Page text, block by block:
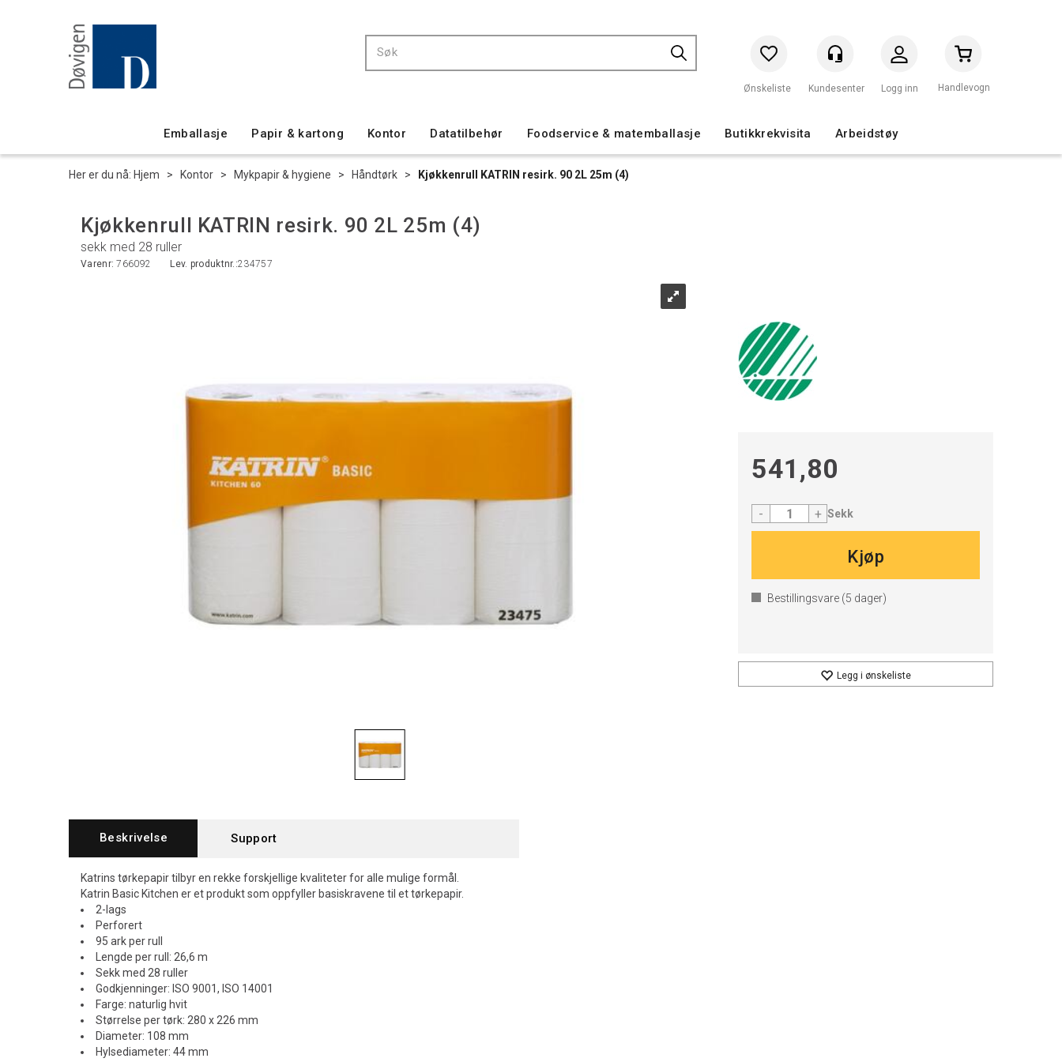
Logg inn Handlevogn
Emballasje Papir & kartong Kontor Datatilbehør Foodservice & matemballasje Butikkrekvisita Arbeidstøy
Her er du nå: Hjem > Kontor > Mykpapir & hygiene > Håndtørk > Kjøkkenrull KATRIN resirk. 90 2L 25m (4)
Kjøkkenrull KATRIN resirk. 90 2L 25m (4)
sekk med 28 ruller
Varenr:766092 Lev. produktnr.:234757
541,80
- + Sekk
Kjøp
Bestillingsvare (5 dager)
Legg i ønskeliste
Beskrivelse Support
Katrins tørkepapir tilbyr en rekke forskjellige kvaliteter for alle mulige formål.
Katrin Basic Kitchen er et produkt som oppfyller basiskravene til et tørkepapir.
2-lags
Perforert
95 ark per rull
Lengde per rull: 26,6 m
Sekk med 28 ruller
Godkjenninger: ISO 9001, ISO 14001
Farge: naturlig hvit
Størrelse per tørk: 280 x 226 mm
Diameter: 108 mm
Hylsediameter: 44 mm